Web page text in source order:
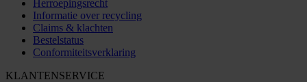
Herroepingsrecht
Informatie over recycling
Claims & klachten
Bestelstatus
Conformiteitsverklaring
KLANTENSERVICE